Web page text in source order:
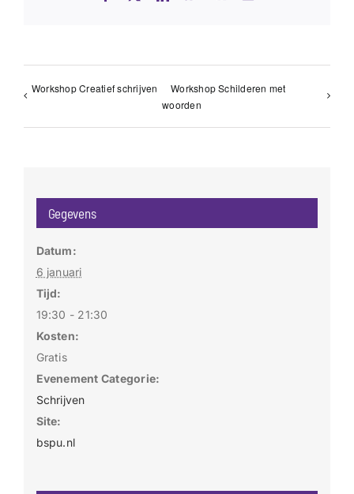
Workshop Creatief schrijven
Workshop Schilderen met
woorden
Gegevens
Datum:
6 januari
Tijd:
19:30 - 21:30
Kosten:
Gratis
Evenement Categorie:
Schrijven
Site:
bspu.nl